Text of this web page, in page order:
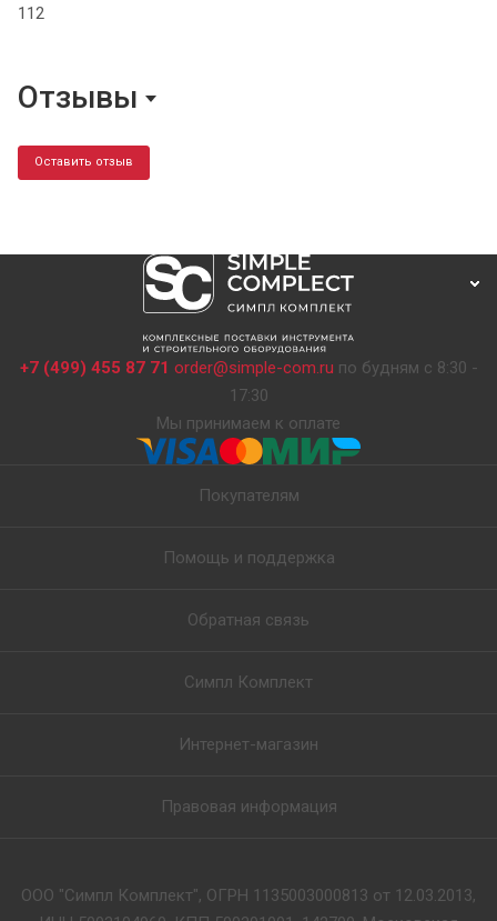
112
Отзывы
Оставить отзыв
+7 (499) 455 87 71 order@simple-com.ru по будням с 8:30 -
17:30
Мы принимаем к оплате
Покупателям
Помощь и поддержка
Обратная связь
Симпл Комплект
Интернет-магазин
Правовая информация
ООО "Симпл Комплект", ОГРН 1135003000813 от 12.03.2013,